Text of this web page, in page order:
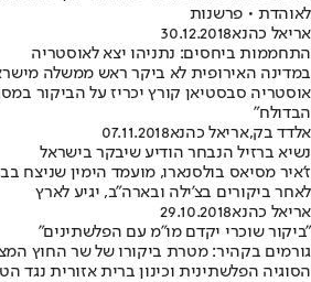
לאוהדת • פרשנות
אריאל כהנא30.12.2018
התחממות ביחסים: נתניהו יצא לאוסטריה
הבדולח"
אלדד בק,אריאל כהנא07.11.2018
נשיא ברזיל הנבחר הודיע שיבקר בישראל
ז'איר מסיאס בולסנארו, מועמד הימין שניצח
לאחר ביקורים בצ'ילה ובארה"ב, יגיע לארץ
אריאל כהנא29.10.2018
"ביקור שוכרי יקדם מו"מ עם הפלשתינים"
גורמים בקהיר: מטרת ביקורו של שר החוץ
הסוגיה הפלשתינית וכינון ברית אזורית נגד